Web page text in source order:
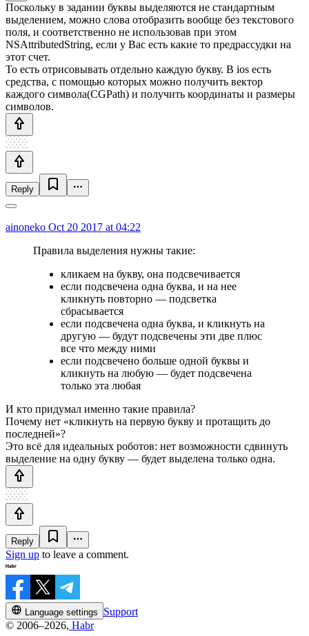
Поскольку в задании буквы выделяются не стандартным
выделением, можно слова отобразить вообще без текстового
поля, и соответственно не использовав при этом
NSAttributedString, если у Вас есть какие то предрассудки на
этот счет.
То есть отрисовывать отдельно каждую букву. В ios есть
средства, с помощью которых можно получить вектор
каждого символа(CGPath) и получить координаты и размеры
символов.
Reply
ainoneko Oct 20 2017 at 04:22
Правила выделения нужны такие:
кликаем на букву, она подсвечивается
если подсвечена одна буква, и на нее
кликнуть повторно — подсветка
сбрасывается
если подсвечена одна буква, и кликнуть на
другую — будут подсвечены эти две плюс
все что между ними
если подсвечено больше одной буквы и
кликнуть на любую — будет подсвечена
только эта любая
И кто придумал именно такие правила?
Почему нет «кликнуть на первую букву и протащить до
последней»?
Это всё для идеальных роботов: нет возможности сдвинуть
выделение на одну букву — будет выделена только одна.
Reply
Sign up to leave a comment.
Language settings
Support
© 2006–2026, Habr